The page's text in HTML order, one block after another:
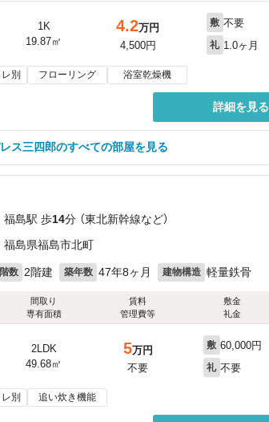
1K
19.87㎡
4.2万円
4,500円
敷 不要
礼 1.0ヶ月
別 フローリング 浴室乾燥機
詳細を見る
ス三四郎のすべての部屋を見る
福島駅 歩14分 （東北新幹線など）
福島県福島市北町
数 2階建 築年数 47年8ヶ月 建物構造 軽量鉄骨
間取り
専有面積
賃料
管理費等
敷金
礼金
2LDK
49.68㎡
5万円
不要
敷 60,000円
礼 不要
別 追い炊き機能